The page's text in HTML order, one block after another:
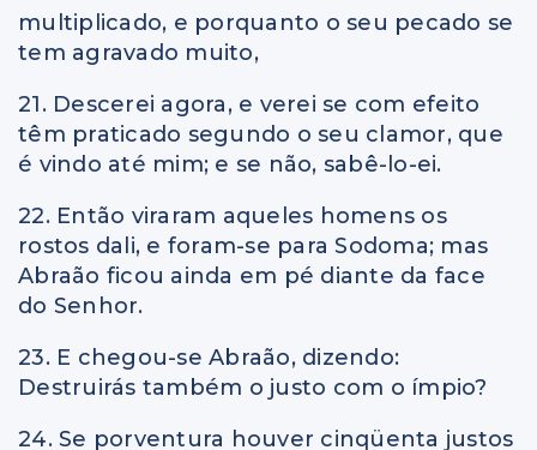
multiplicado, e porquanto o seu pecado se
tem agravado muito,
21. Descerei agora, e verei se com efeito
têm praticado segundo o seu clamor, que
é vindo até mim; e se não, sabê-lo-ei.
22. Então viraram aqueles homens os
rostos dali, e foram-se para Sodoma; mas
Abraão ficou ainda em pé diante da face
do Senhor.
23. E chegou-se Abraão, dizendo:
Destruirás também o justo com o ímpio?
24. Se porventura houver cinqüenta justos